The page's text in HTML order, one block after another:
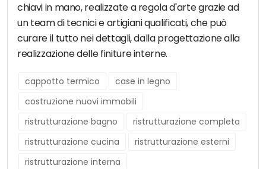
chiavi in mano, realizzate a regola d'arte grazie ad
un team di tecnici e artigiani qualificati, che può
curare il tutto nei dettagli, dalla progettazione alla
realizzazione delle finiture interne.
cappotto termico
case in legno
costruzione nuovi immobili
ristrutturazione bagno
ristrutturazione completa
ristrutturazione cucina
ristrutturazione esterni
ristrutturazione interna